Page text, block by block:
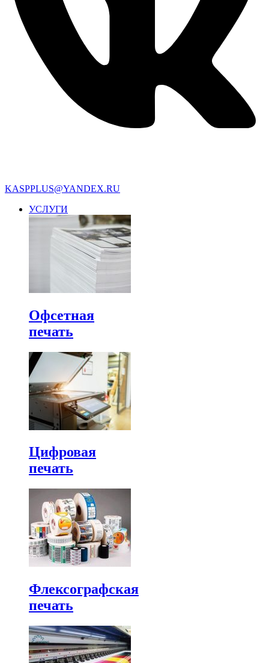
KASPPLUS@YANDEX.RU
УСЛУГИ
Офсетная
печать
Цифровая
печать
Флексографская
печать